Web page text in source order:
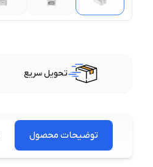
تحویل سریع
توضیحات محصول